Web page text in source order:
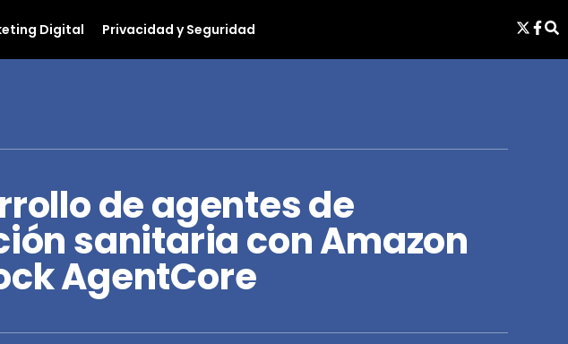
Digital Privacidad y Seguridad
de agentes de
sanitaria con Amazon
AgentCore